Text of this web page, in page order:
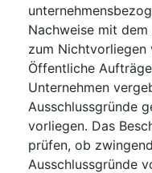
Nachweise mit
zum Nichtvorliegen
Öffentliche
Unternehmen
Ausschlussgründe
vorliegen. Das
prüfen, ob
Ausschlussgründe